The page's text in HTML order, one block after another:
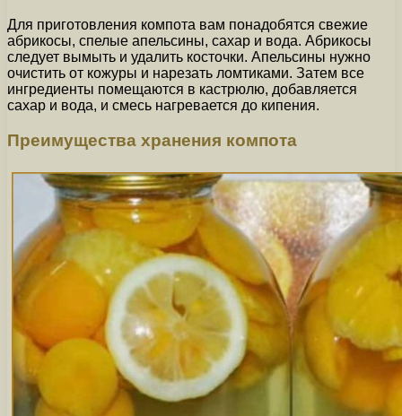
Для приготовления компота вам понадобятся свежие
абрикосы, спелые апельсины, сахар и вода. Абрикосы
следует вымыть и удалить косточки. Апельсины нужно
очистить от кожуры и нарезать ломтиками. Затем все
ингредиенты помещаются в кастрюлю, добавляется
сахар и вода, и смесь нагревается до кипения.
Преимущества хранения компота